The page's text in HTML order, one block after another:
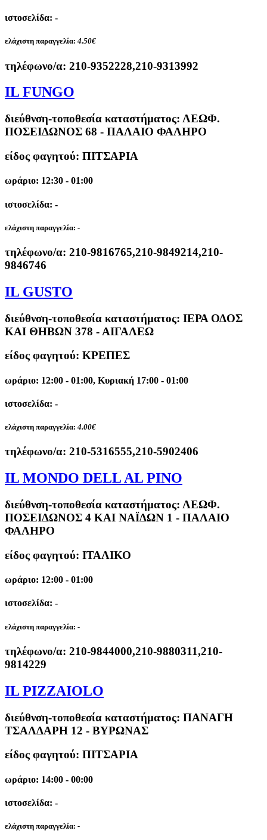
ιστοσελίδα: -
ελάχιστη παραγγελία: 4.50€
τηλέφωνο/α: 210-9352228,210-9313992
IL FUNGO
διεύθνση-τοποθεσία καταστήματος: ΛΕΩΦ.
ΠΟΣΕΙΔΩΝΟΣ 68 - ΠΑΛΑΙΟ ΦΑΛΗΡΟ
είδος φαγητού: ΠΙΤΣΑΡΙΑ
ωράριο: 12:30 - 01:00
ιστοσελίδα: -
ελάχιστη παραγγελία: -
τηλέφωνο/α: 210-9816765,210-9849214,210-
9846746
IL GUSTO
διεύθνση-τοποθεσία καταστήματος: ΙΕΡΑ ΟΔΟΣ
ΚΑΙ ΘΗΒΩΝ 378 - ΑΙΓΑΛΕΩ
είδος φαγητού: ΚΡΕΠΕΣ
ωράριο: 12:00 - 01:00, Κυριακή 17:00 - 01:00
ιστοσελίδα: -
ελάχιστη παραγγελία: 4.00€
τηλέφωνο/α: 210-5316555,210-5902406
IL MONDO DELL AL PINO
διεύθνση-τοποθεσία καταστήματος: ΛΕΩΦ.
ΠΟΣΕΙΔΩΝΟΣ 4 ΚΑΙ ΝΑΪΔΩΝ 1 - ΠΑΛΑΙΟ
ΦΑΛΗΡΟ
είδος φαγητού: ΙΤΑΛΙΚΟ
ωράριο: 12:00 - 01:00
ιστοσελίδα: -
ελάχιστη παραγγελία: -
τηλέφωνο/α: 210-9844000,210-9880311,210-
9814229
IL PIZZAIOLO
διεύθνση-τοποθεσία καταστήματος: ΠΑΝΑΓΗ
ΤΣΑΛΔΑΡΗ 12 - ΒΥΡΩΝΑΣ
είδος φαγητού: ΠΙΤΣΑΡΙΑ
ωράριο: 14:00 - 00:00
ιστοσελίδα: -
ελάχιστη παραγγελία: -